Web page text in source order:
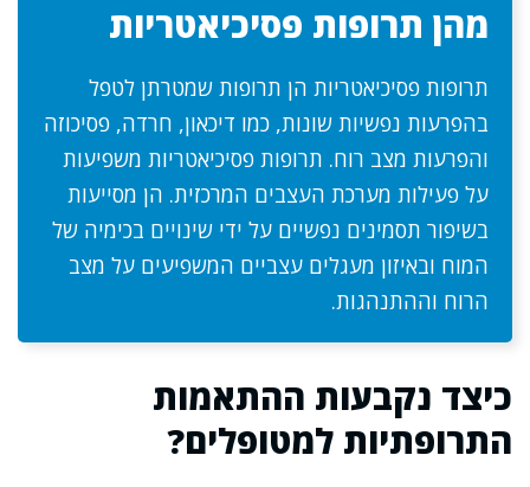
מהן תרופות פסיכיאטריות
תרופות פסיכיאטריות הן תרופות שמטרתן לטפל
בהפרעות נפשיות שונות, כמו דיכאון, חרדה, פסיכוזה
והפרעות מצב רוח. תרופות פסיכיאטריות משפיעות
על פעילות מערכת העצבים המרכזית. הן מסייעות
בשיפור תסמינים נפשיים על ידי שינויים בכימיה של
המוח ובאיזון מעגלים עצביים המשפיעים על מצב
הרוח וההתנהגות.
כיצד נקבעות ההתאמות
התרופתיות למטופלים?